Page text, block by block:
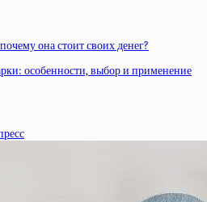
она стоит своих денег?
особенности, выбор и применение